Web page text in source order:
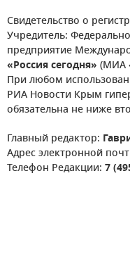
Свидетельство о
Учредитель:
предприятие
«Россия сегодня» (МИА
При любом
РИА Новости Крым
обязательна не ниже
Главный редактор:
Адрес электронной
Телефон Редакции: 7